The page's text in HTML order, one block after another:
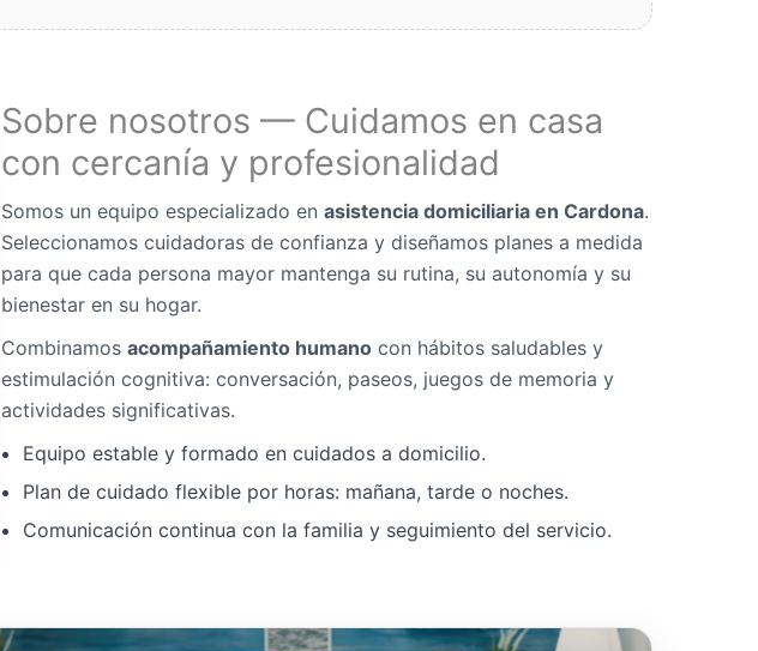
Sobre nosotros — Cuidamos en casa
con cercanía y profesionalidad
Somos un equipo especializado enasistencia domiciliaria en Cardona.
Seleccionamos cuidadoras de confianza y diseñamos planes a medida
para que cada persona mayor mantenga su rutina, su autonomía y su
bienestar en su hogar.
Combinamosacompañamiento humano con hábitos saludables y
estimulación cognitiva: conversación, paseos, juegos de memoria y
actividades significativas.
Equipo estable y formado en cuidados a domicilio.
Plan de cuidado flexible por horas: mañana, tarde o noches.
Comunicación continua con la familia y seguimiento del servicio.